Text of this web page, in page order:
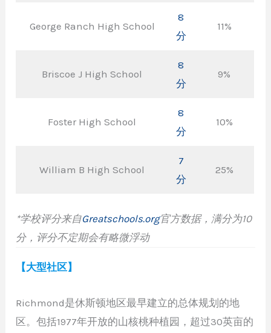
George Ranch High School
8
分
11%
Briscoe J High School
8
分
9%
Foster High School
8
分
10%
William B High School
7
分
25%
*学校评分来自Greatschools.org官方数据，满分为10
分， 评分不定期会有略微浮动
【大型社区】
Richmond是休斯顿地区最早建立的总体规划的地
区。包括1977年开放的山核桃种植园，超过30英亩的